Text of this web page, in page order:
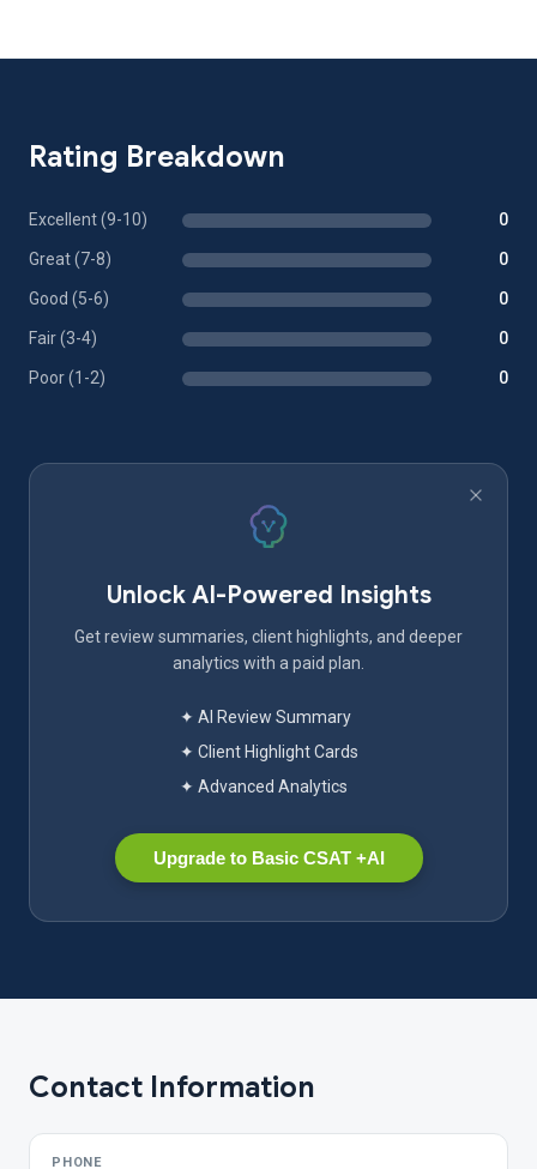
Rating Breakdown
Excellent (9-10) 0
Great (7-8) 0
Good (5-6) 0
Fair (3-4) 0
Poor (1-2) 0
Unlock AI-Powered Insights
Get review summaries, client highlights, and deeper
analytics with a paid plan.
✦ AI Review Summary
✦ Client Highlight Cards
✦ Advanced Analytics
Upgrade to Basic CSAT +AI
Contact Information
PHONE